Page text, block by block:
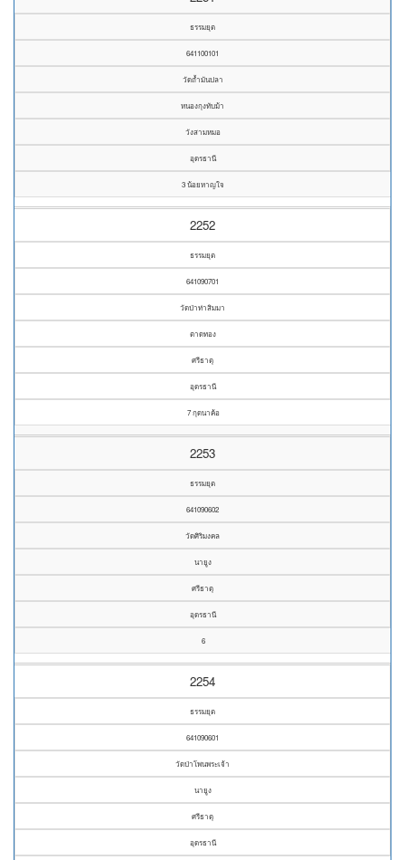
ธรรมยุต
641100101
วัดถ้ำมันปลา
หนองกุงทับม้า
วังสามหมอ
อุดรธานี
3 น้อยหาญใจ
2252
ธรรมยุต
641090701
วัดป่าท่าสิมมา
ตาดทอง
ศรีธาตุ
อุดรธานี
7 กุดนาค้อ
2253
ธรรมยุต
641090602
วัดศิริมงคล
นายูง
ศรีธาตุ
อุดรธานี
6
2254
ธรรมยุต
641090601
วัดป่าโพนพระเจ้า
นายูง
ศรีธาตุ
อุดรธานี